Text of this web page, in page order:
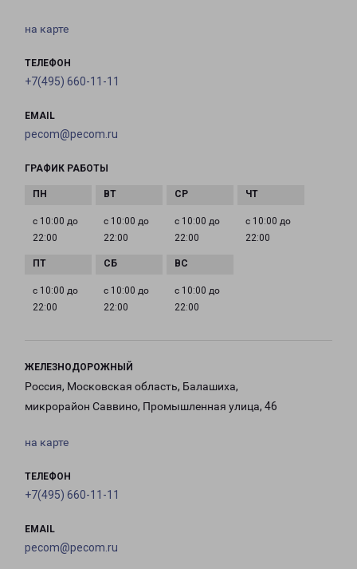
на карте
ТЕЛЕФОН
+7(495) 660-11-11
EMAIL
pecom@pecom.ru
ГРАФИК РАБОТЫ
с 10:00 до
22:00
с 10:00 до
22:00
с 10:00 до
22:00
с 10:00 до
22:00
с 10:00 до
22:00
с 10:00 до
22:00
с 10:00 до
22:00
ЖЕЛЕЗНОДОРОЖНЫЙ
Россия, Московская область, Балашиха,
микрорайон Саввино, Промышленная улица, 46
на карте
ТЕЛЕФОН
+7(495) 660-11-11
EMAIL
pecom@pecom.ru